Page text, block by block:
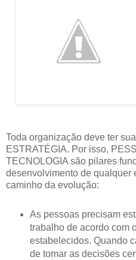
Toda organização deve ter
ESTRATÉGIA. Por isso,
TECNOLOGIA são pilares
desenvolvimento de qualquer
caminho da evolução:
As pessoas precisam
trabalho de acordo com
estabelecidos. Quando
de tomar as decisões